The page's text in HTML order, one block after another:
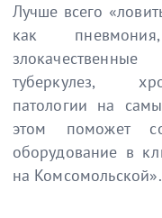
Лучше всего
как
туберкулез,
патологии на
этом поможет
оборудование в
на Комсомольской».